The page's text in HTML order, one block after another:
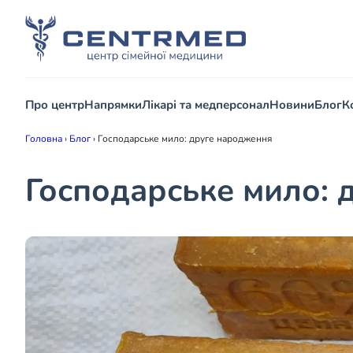
Про центрНапрямкиЛікарі та медперсоналНовиниБлог
Головна› Блог› Господарське мило: друге народження
Господарське мило: